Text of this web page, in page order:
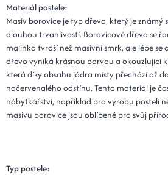
Materiál postele:
Masiv borovice je typ dřeva, který je známý
dlouhou trvanlivostí. Borovicové dřevo se
malinko tvrdší než masivní smrk, ale lépe
dřevo vyniká krásnou barvou a okouzlující
která díky obsahu jádra místy přechází až
načervenalého odstínu. Tento materiál je
nábytkářství, například pro výrobu postelí
masivu borovice jsou oblíbené pro svůj
Typ postele: